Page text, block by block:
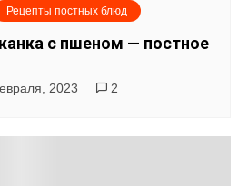
Рецепты постных блюд
с пшеном — постное
2023 2